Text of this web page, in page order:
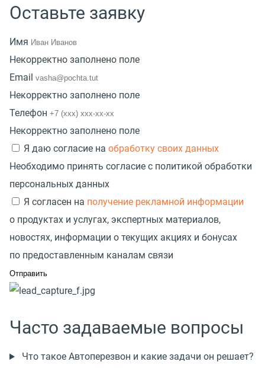
Оставьте заявку
Имя
Некорректно заполнено поле
Email
Некорректно заполнено поле
Телефон
Некорректно заполнено поле
Я даю согласие на обработку своих данных
Необходимо принять согласие с политикой обработки
персональных данных
Я согласен на получение рекламной информации
о продуктах и услугах, экспертных материалов,
новостях, информации о текущих акциях и бонусах
по предоставленным каналам связи
Часто задаваемые вопросы
Что такое Автоперезвон и какие задачи он решает?